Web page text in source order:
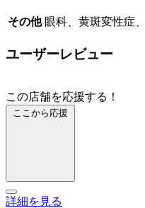
その他 眼科、黄斑変性症
ユーザーレビュー
この店舗を応援する！
ここから応援
詳細を見る